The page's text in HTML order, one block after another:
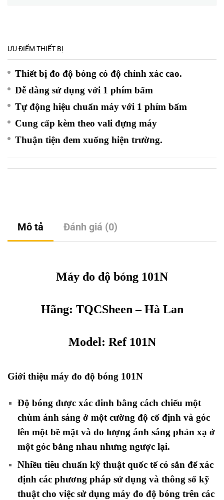
ƯU ĐIỂM THIẾT BỊ
Thiết bị đo độ bóng có độ chính xác cao.
Dễ dàng sử dụng với 1 phím bấm
Tự động hiệu chuẩn máy với 1 phím bấm
Cung cấp kèm theo vali đựng máy
Thuận tiện đem xuống hiện trường.
Mô tả Đánh giá (0)
Máy đo độ bóng 101N
Hãng: TQCSheen – Hà Lan
Model: Ref 101N
Giới thiệu máy đo độ bóng 101N
Độ bóng được xác đinh bằng cách chiếu một
chùm ánh sáng ở một cường độ cố định và góc
lên một bề mặt và đo lượng ánh sáng phản xạ ở
một góc bằng nhau nhưng ngược lại.
Nhiều tiêu chuẩn kỹ thuật quốc tế có sẳn để xác
định các phương pháp sử dụng và thông số kỹ
thuật cho việc sử dụng máy đo độ bóng trên các